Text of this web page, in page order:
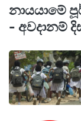
නායයාමේ
- අවදානම්